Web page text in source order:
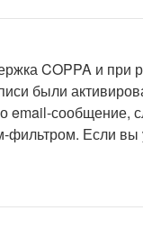
COPPA и при
были
сообщение,
фильтром. Если